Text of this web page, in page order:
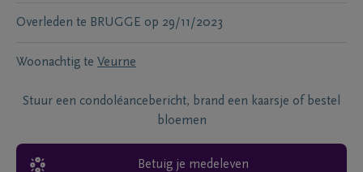
Overleden te BRUGGE op 29/11/2023
Woonachtig te Veurne
Stuur een condoléancebericht, brand een kaarsje of bestel
bloemen
Betuig je medeleven